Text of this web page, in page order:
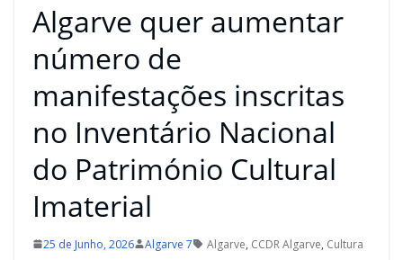
Algarve quer aumentar
número de
manifestações inscritas
no Inventário Nacional
do Património Cultural
Imaterial
25 de Junho, 2026 Algarve 7 Algarve, CCDR Algarve, Cultura